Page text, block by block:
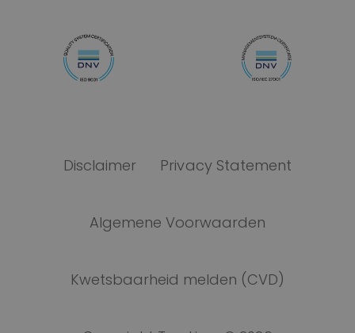
Disclaimer Privacy Statement
Algemene Voorwaarden
Kwetsbaarheid melden (CVD)